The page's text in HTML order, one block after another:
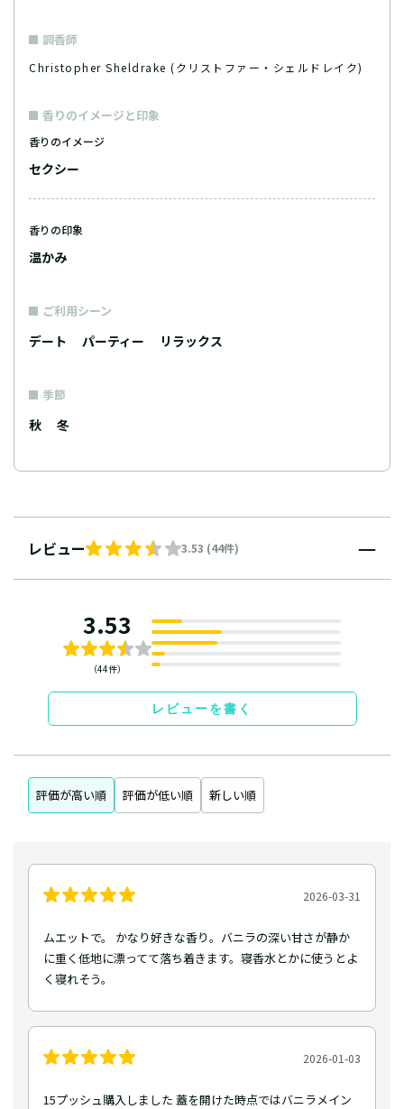
調香師
Christopher Sheldrake (クリストファー・シェルドレイク)
香りのイメージと印象
香りのイメージ
セクシー
香りの印象
温かみ
ご利用シーン
デート パーティー リラックス
季節
秋 冬
レビュー 3.53 (44件)
3.53
（44件）
レビューを書く
評価が高い順 評価が低い順 新しい順
2026-03-31
ムエットで。 かなり好きな香り。バニラの深い甘さが静か
に重く低地に漂ってて落ち着きます。寝香水とかに使うとよ
く寝れそう。
2026-01-03
15プッシュ購入しました 蓋を開けた時点ではバニラメイン